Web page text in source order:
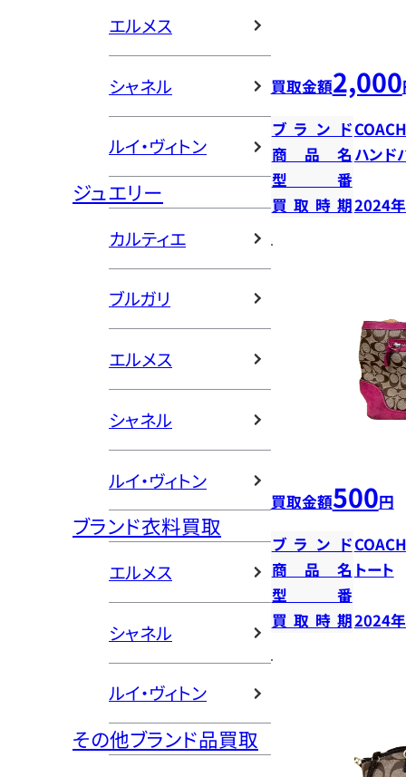
エルメス
シャネル
ルイ・ヴィトン
ジュエリー
カルティエ
ブルガリ
エルメス
シャネル
ルイ・ヴィトン
ブランド衣料買取
エルメス
シャネル
ルイ・ヴィトン
その他ブランド品買取
買取金額2,000
ブランドCOACH
商品名 ハンド
型番
買取時期2024
買取金額500円
ブランドCOACH
商品名 トート
型番
買取時期2024